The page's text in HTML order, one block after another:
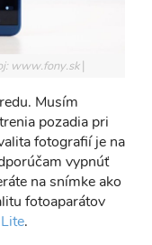
www.fony.sk
Musím
pozadia pri
fotografií je na
vypnúť
na snímke ako
fotoaparátov
.